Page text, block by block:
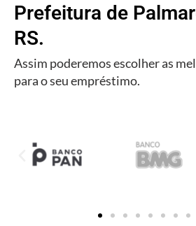
Prefeitura de
RS.
Assim poderemos escolher as
para o seu empréstimo.